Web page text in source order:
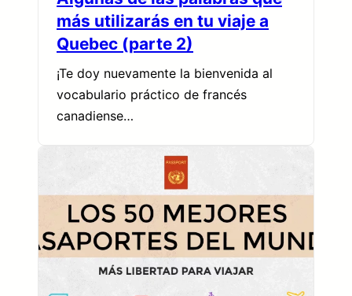
más utilizarás en tu viaje a
Quebec (parte 2)
¡Te doy nuevamente la bienvenida al
vocabulario práctico de francés
canadiense…